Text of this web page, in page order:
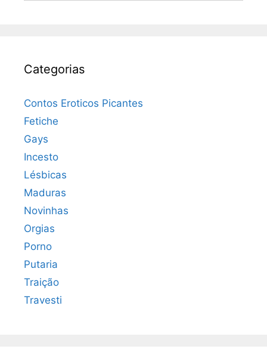
Categorias
Contos Eroticos Picantes
Fetiche
Gays
Incesto
Lésbicas
Maduras
Novinhas
Orgias
Porno
Putaria
Traição
Travesti